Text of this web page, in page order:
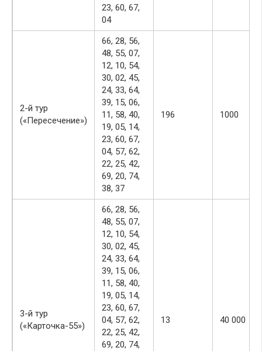
23, 60, 67,
04
2-й тур
(«Пересечение»)
66, 28, 56,
48, 55, 07,
12, 10, 54,
30, 02, 45,
24, 33, 64,
39, 15, 06,
11, 58, 40,
19, 05, 14,
23, 60, 67,
04, 57, 62,
22, 25, 42,
69, 20, 74,
38, 37
196 1000
3-й тур
(«Карточка-55»)
66, 28, 56,
48, 55, 07,
12, 10, 54,
30, 02, 45,
24, 33, 64,
39, 15, 06,
11, 58, 40,
19, 05, 14,
23, 60, 67,
04, 57, 62,
22, 25, 42,
69, 20, 74,
13 40 000